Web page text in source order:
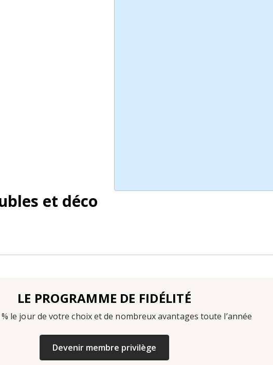
et déco
LE PROGRAMME DE FIDÉLITÉ
% le jour de votre choix et de nombreux avantages toute l’année
Devenir membre privilège